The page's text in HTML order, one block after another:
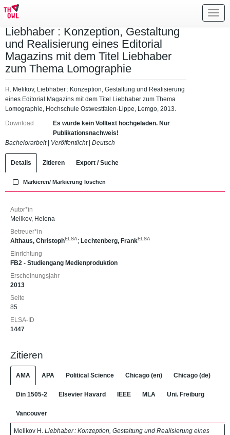
Liebhaber : Konzeption, Gestaltung
und Realisierung eines Editorial
Magazins mit dem Titel Liebhaber
zum Thema Lomographie
H. Melikov, Liebhaber : Konzeption, Gestaltung und Realisierung
eines Editorial Magazins mit dem Titel Liebhaber zum Thema
Lomographie, Hochschule Ostwestfalen-Lippe, Lemgo, 2013.
Download
Es wurde kein Volltext hochgeladen. Nur
Publikationsnachweis!
Bachelorarbeit| Veröffentlicht| Deutsch
Details Zitieren Export / Suche
Markieren/ Markierung löschen
Autor*in
Melikov, Helena
Betreuer*in
Althaus, Christoph ELSA ; Lechtenberg, Frank ELSA
Einrichtung
FB2 - Studiengang Medienproduktion
Erscheinungsjahr
2013
Seite
85
ELSA-ID
1447
Zitieren
AMA APA Political Science Chicago (en) Chicago (de)
Din 1505-2 Elsevier Havard IEEE MLA Uni. Freiburg
Vancouver
Melikov H. Liebhaber : Konzeption, Gestaltung und Realisierung eines